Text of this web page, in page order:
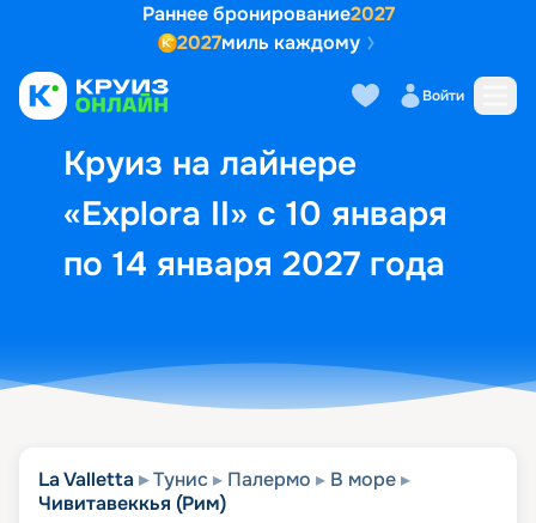
Раннее бронирование2027
2027миль каждому
Войти
Круиз на лайнере
«Explora II» с 10 января
по 14 января 2027 года
Выбор кают Маршрут и
La Valletta Тунис Палермо
В море
Чивитавеккья (Рим)